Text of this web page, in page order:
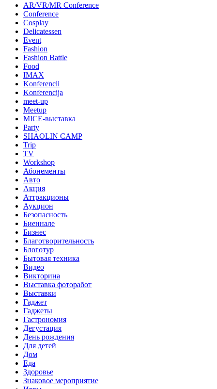
AR/VR/MR Conference
Conference
Cosplay
Delicatessen
Event
Fashion
Fashion Battle
Food
IMAX
Konferencii
Konferencija
meet-up
Meetup
MICE-выставка
Party
SHAOLIN CAMP
Trip
TV
Workshop
Абонементы
Авто
Акция
Аттракционы
Аукцион
Безопасность
Биеннале
Бизнес
Благотворительность
Блоготур
Бытовая техника
Видео
Викторина
Выставка фоторабот
Выставки
Гаджет
Гаджеты
Гастрономия
Дегустация
День рождения
Для детей
Дом
Еда
Здоровье
Знаковое мероприятие